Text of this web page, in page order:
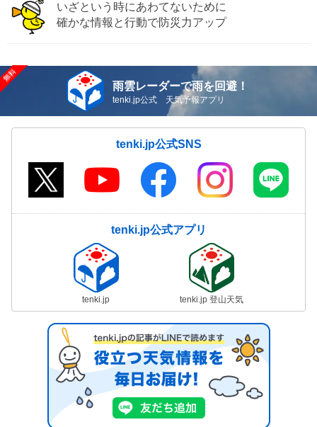
いざという時にあわてないために
確かな情報と行動で防災力アップ
雨雲レーダーで雨を回避！
tenki.jp公式 天気予報アプリ
tenki.jp公式SNS
tenki.jp公式アプリ
tenki.jp tenki.jp 登山天気